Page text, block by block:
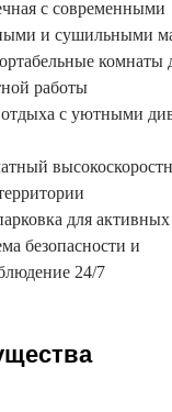
с современными
и сушильными
комнаты
работы
с уютными
для
безопасности и
24/7